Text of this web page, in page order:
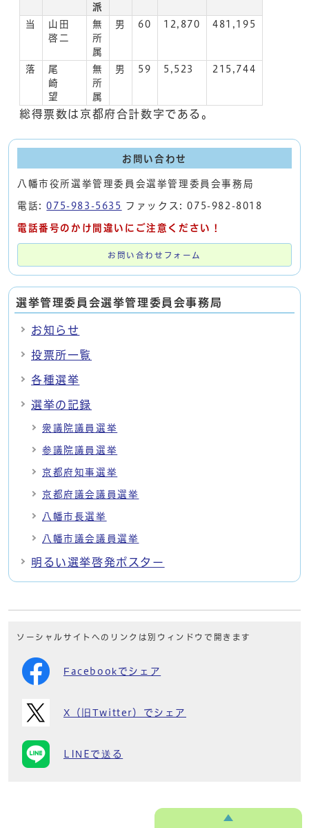
派
当
山田
啓二
無
所
属
男 60 12,870 481,195
落
尾
崎
望
無
所
属
男 59 5,523 215,744
総得票数は京都府合計数字である。
お問い合わせ
八幡市役所選挙管理委員会選挙管理委員会事務局
電話:075-983-5635 ファックス: 075-982-8018
電話番号のかけ間違いにご注意ください！
お問い合わせフォーム
選挙管理委員会選挙管理委員会事務局
お知らせ
投票所一覧
各種選挙
選挙の記録
衆議院議員選挙
参議院議員選挙
京都府知事選挙
京都府議会議員選挙
八幡市長選挙
八幡市議会議員選挙
明るい選挙啓発ポスター
ソーシャルサイトへのリンクは別ウィンドウで開きます
Facebookでシェア
X（旧Twitter）でシェア
LINEで送る